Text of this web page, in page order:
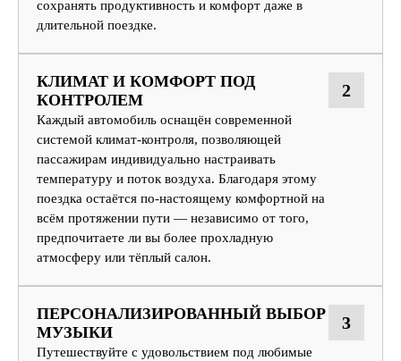
сохранять продуктивность и комфорт даже в
длительной поездке.
КЛИМАТ И КОМФОРТ ПОД
КОНТРОЛЕМ
Каждый автомобиль оснащён современной
системой климат-контроля, позволяющей
пассажирам индивидуально настраивать
температуру и поток воздуха. Благодаря этому
поездка остаётся по-настоящему комфортной на
всём протяжении пути — независимо от того,
предпочитаете ли вы более прохладную
атмосферу или тёплый салон.
2
ПЕРСОНАЛИЗИРОВАННЫЙ ВЫБОР
МУЗЫКИ
Путешествуйте с удовольствием под любимые
3